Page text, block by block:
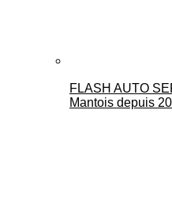
FLASH AUTO
Mantois depuis